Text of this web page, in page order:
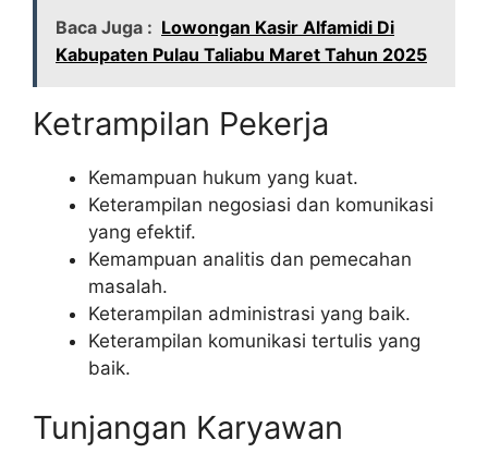
Baca Juga : Lowongan Kasir Alfamidi Di
Kabupaten Pulau Taliabu Maret Tahun 2025
Ketrampilan Pekerja
Kemampuan hukum yang kuat.
Keterampilan negosiasi dan komunikasi
yang efektif.
Kemampuan analitis dan pemecahan
masalah.
Keterampilan administrasi yang baik.
Keterampilan komunikasi tertulis yang
baik.
Tunjangan Karyawan